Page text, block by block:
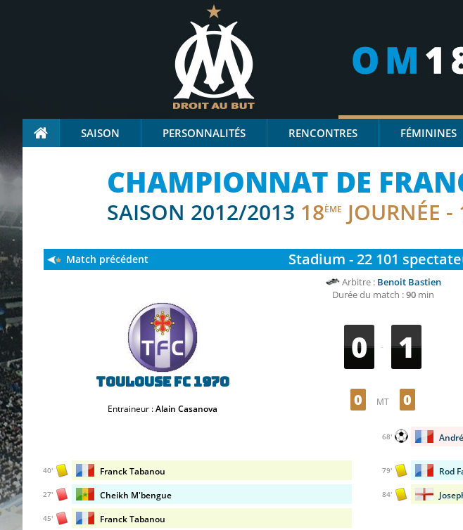
SAISON PERSONNALITÉS RENCONTRES FÉMININES
CHAMPIONNAT DE
SAISON 2012/2013 18ÈME JOURNÉE
Stadium - 22 101
Match précédent
Arbitre : Benoit Bastien
Durée du match :90min
Toulouse FC 1970
Entraineur :Alain Casanova
0 - 1
0 MT 0
68'
Franck Tabanou
40'
Cheikh M'bengue
27'
Franck Tabanou
45'
Rod
79'
84'